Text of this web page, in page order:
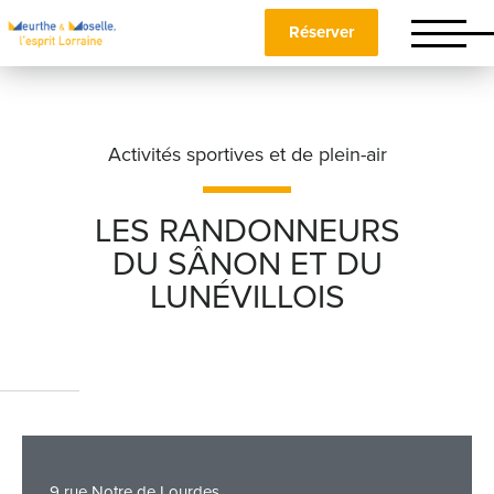
Réserver
Activités sportives et de plein-air
LES RANDONNEURS
DU SÂNON ET DU
LUNÉVILLOIS